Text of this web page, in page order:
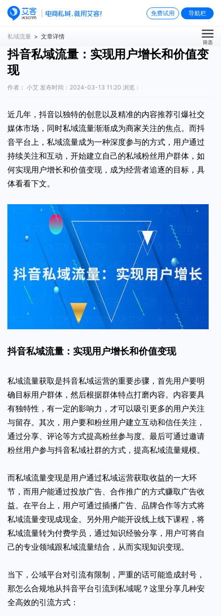
免费试用 导航栏
私域流量 > 文章详情
筛选
抖音私域流量：实现用户增长和价值变
现
作者： 小艾 发布时间：2024-03-13 11:20 浏览：
近几年，抖音以独特的创意以及精准的内容推荐引爆社交
媒体市场，同时私域流量渐渐成为商家关注的焦点。而抖
音平台上，私域流量成为一种深度参与的方式，用户通过
持续关注和互动，开始建立自己的私域粉丝用户群体，如
何实现用户增长和价值变现，成为经营者追逐的目标，具
体看看下文。
抖音私域流量：实现用户增长和价值变现
私域流量获取是抖音私域运营的重要步骤，首先用户要明
确目标用户群体，然后根据群体特点打磨内容。内容要具
有独特性，有一定的影响力，才可以吸引更多的用户关注
与留存。其次，用户要和粉丝用户建立互动和信任关注，
通过分享、评论等方式提高粉丝参与度。最后可通过邀请
粉丝用户参与抖音私域社群的方式，提高私域流量规模。
而私域流量变现是用户通过私域运营获取收益的一大环
节，而用户能通过投放广告、合作推广的方式赚取广告收
益。在平台上，用户可通过插播广告、品牌合作等方式将
私域流量变现成现金。另外用户能开设线上线下课程，将
私域流量转为付费学员，通过知识经验分享，用户可将自
己的专业领域跟私域流量结合，从而实现知识变现。
当下，公域平台对引流有限制，严重的话可能造成封号，
那怎么合规地从抖音平台引流到私域呢？这里分享几种安
全高效的引流方式：